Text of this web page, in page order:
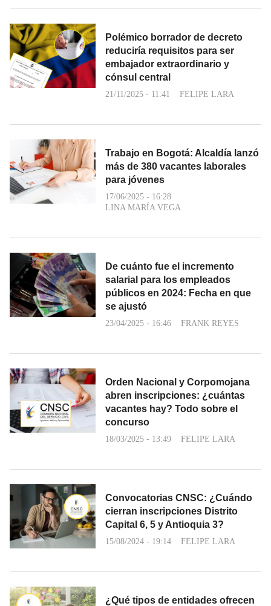
Polémico borrador de decreto
reduciría requisitos para ser
embajador extraordinario y
cónsul central
21/11/2025 - 11:41 FELIPE LARA
Trabajo en Bogotá: Alcaldía lanzó
más de 380 vacantes laborales
para jóvenes
17/06/2025 - 16:28
LINA MARÍA VEGA
De cuánto fue el incremento
salarial para los empleados
públicos en 2024: Fecha en que
se ajustó
23/04/2025 - 16:46 FRANK REYES
Orden Nacional y Corpomojana
abren inscripciones: ¿cuántas
vacantes hay? Todo sobre el
concurso
18/03/2025 - 13:49 FELIPE LARA
Convocatorias CNSC: ¿Cuándo
cierran inscripciones Distrito
Capital 6, 5 y Antioquia 3?
15/08/2024 - 19:14 FELIPE LARA
¿Qué tipos de entidades ofrecen